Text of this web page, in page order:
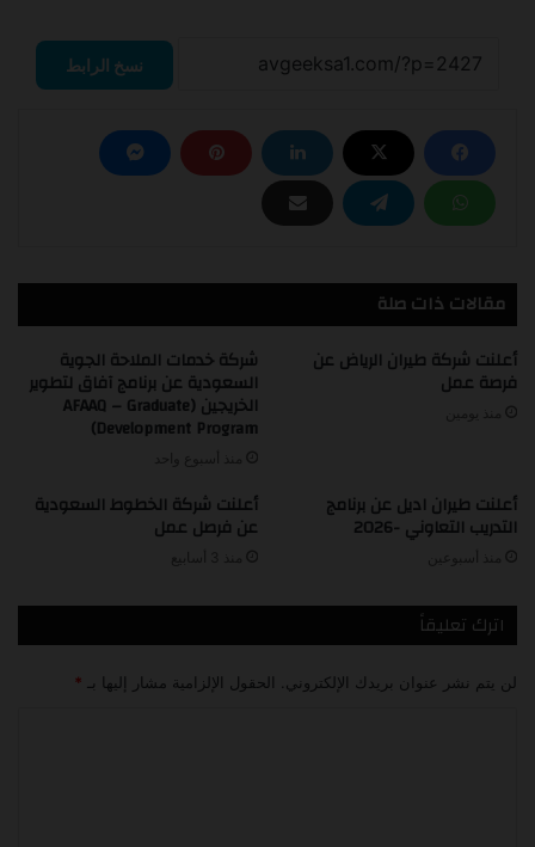
نسخ الرابط
مقالات ذات صلة
أعلنت شركة طيران الرياض عن
فرصة عمل
شركة خدمات الملاحة الجوية
السعودية عن برنامج آفاق لتطوير
الخريجين (AFAAQ – Graduate
Development Program)
أعلنت طيران اديل عن برنامج
التدريب التعاوني -2026
أعلنت شركة الخطوط السعودية
عن فرصل عمل
اترك تعليقاً
لن يتم نشر عنوان بريدك الإلكتروني. الحقول الإلزامية مشار إليها بـ *